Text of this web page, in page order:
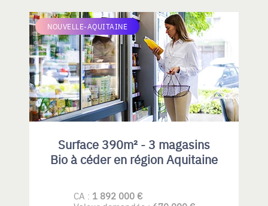
NOUVELLE-AQUITAINE
Surface 390m² - 3 magasins
Bio à céder en région Aquitaine
CA : 1 892 000 €